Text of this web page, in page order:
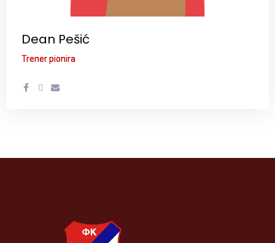
Dean Pešić
Trener pionira